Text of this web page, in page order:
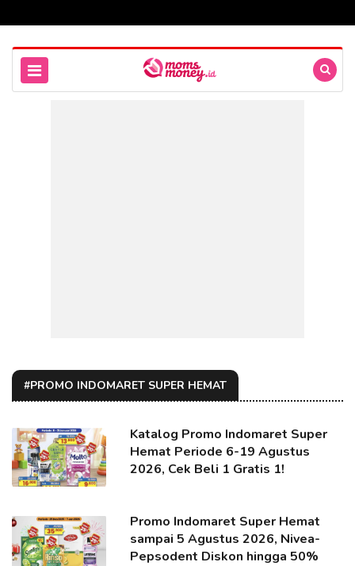
#PROMO INDOMARET SUPER HEMAT
Katalog Promo Indomaret Super
Hemat Periode 6-19 Agustus
2026, Cek Beli 1 Gratis 1!
Promo Indomaret Super Hemat
sampai 5 Agustus 2026, Nivea-
Pepsodent Diskon hingga 50%